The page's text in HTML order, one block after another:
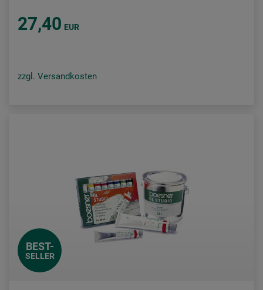
27,40 EUR
zzgl. Versandkosten
BEST-
SELLER